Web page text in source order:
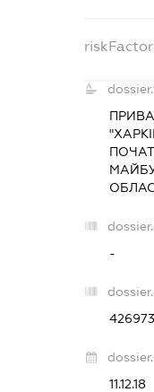
-
11.12.18